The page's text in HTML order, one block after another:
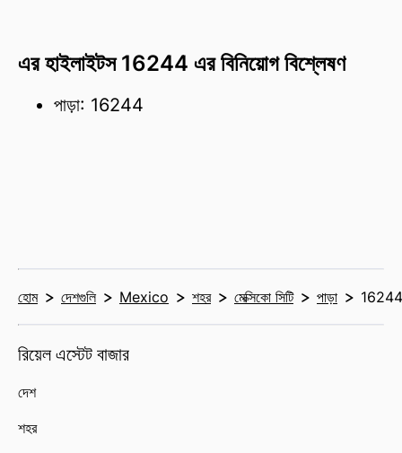
এর হাইলাইটস 16244 এর বিনিয়োগ বিশ্লেষণ
পাড়া: 16244
হোম দেশগুলি Mexico শহর মেক্সিকো সিটি পাড়া 16244
রিয়েল এস্টেট বাজার
দেশ
শহর